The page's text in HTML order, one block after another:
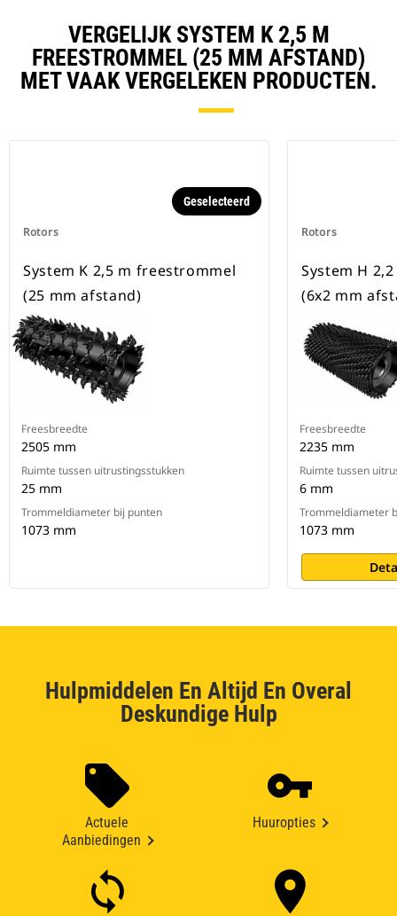
VERGELIJK SYSTEM K 2,5 M
FREESTROMMEL (25 MM AFSTAND)
MET VAAK VERGELEKEN PRODUCTEN.
Rotors
Geselecteerd
System K 2,5 m freestrommel
(25 mm afstand)
Freesbreedte
2505 mm
Ruimte tussen uitrustingsstukken
25 mm
Trommeldiameter bij punten
1073 mm
Rotors
System H
(6x2 mm
Freesbreedte
2235 mm
Ruimte tussen
6 mm
Trommeldiameter
1073 mm
Hulpmiddelen En Altijd En Overal
Deskundige Hulp
Actuele
Aanbiedingen
Huuropties